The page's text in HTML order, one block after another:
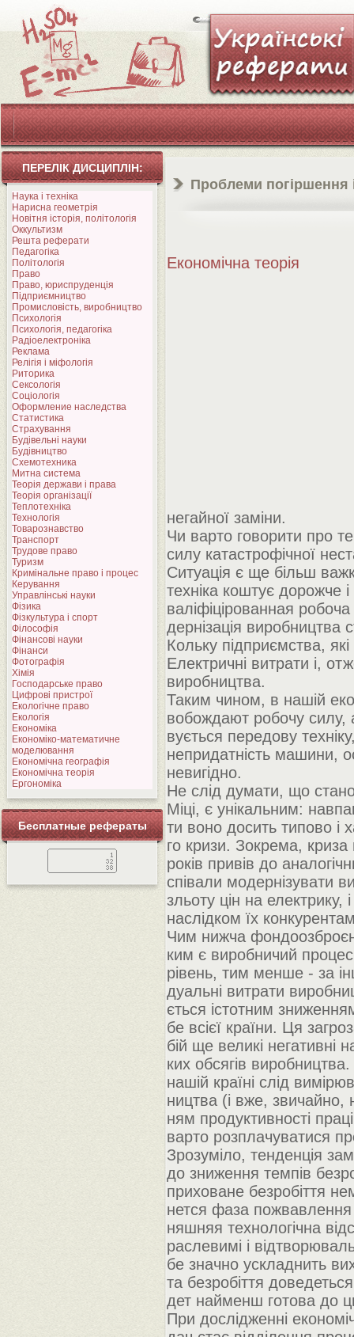
ПЕРЕЛІК ДИСЦИПЛІН:
Наука і техніка
Нарисна геометрія
Новітня історія, політологія
Оккультизм
Решта реферати
Педагогіка
Політологія
Право
Право, юриспруденція
Підприємництво
Промисловість, виробництво
Психологія
Психологія, педагогіка
Радіоелектроніка
Реклама
Релігія і міфологія
Риторика
Сексологія
Соціологія
Оформление наследства
Статистика
Страхування
Будівельні науки
Будівництво
Схемотехника
Митна система
Теорія держави і права
Теорія організації
Теплотехніка
Технологія
Товарознавство
Транспорт
Трудове право
Туризм
Кримінальне право і процес
Керування
Управлінські науки
Фізика
Фізкультура і спорт
Філософія
Фінансові науки
Фінанси
Фотографія
Хімія
Господарське право
Цифрові пристрої
Екологічне право
Екологія
Економіка
Економіко-математичне
моделювання
Економічна географія
Економічна теорія
Ергономіка
Бесплатные рефераты
Проблеми погіршення
Економічна теорія
негайної заміни.
Чи варто говорити про
силу катастрофічної
Ситуація є ще більш
техніка коштує дорожче
валіфіцірованная
дернізація виробництва
Кольку підприємства,
Електричні витрати і,
виробництва.
Таким чином, в нашій
вобождают робочу
вується передову
непридатність машини,
невигідно.
Не слід думати, що
Міці, є унікальним:
ти воно досить типово і
го кризи. Зокрема, криза
років привів до
співали модернізувати
зльоту цін на електрику,
наслідком їх
Чим нижча
ким є виробничий
рівень, тим менше - за
дуальні витрати
ється істотним
бе всієї країни. Ця
бій ще великі негативні
ких обсягів
нашій країні слід
ництва (і вже,
ням продуктивності
варто розплачуватися
Зрозуміло, тенденція
до зниження темпів
приховане безробіття
нется фаза
няшняя технологічна
раслевимі і
бе значно ускладнить
та безробіття
дет найменш готова до
При дослідженні